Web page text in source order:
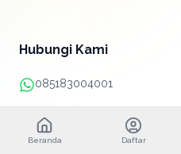
Hubungi Kami
085183004001
info@kampusgratis.id
Beranda Daftar